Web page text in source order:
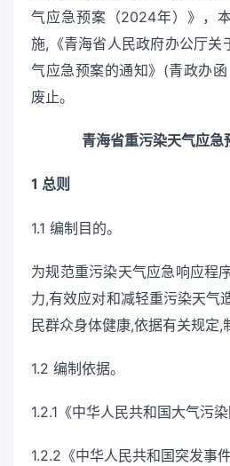
气应急预案（2024年）》，
施,《青海省人民政府办公厅关
气应急预案的通知》(青政办
废止。
青海省重污染天气应
1 总则
1.1 编制目的。
为规范重污染天气应急响应程
力,有效应对和减轻重污染天气
民群众身体健康,依据有关规定,
1.2 编制依据。
1.2.1《中华人民共和国大气污染
1.2.2《中华人民共和国突发事